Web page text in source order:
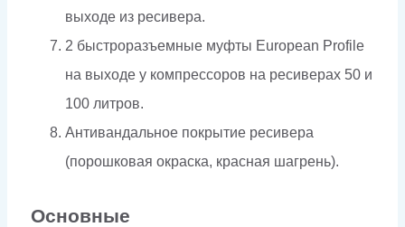
выходе из ресивера.
2 быстроразъемные муфты European Profile
на выходе у компрессоров на ресиверах 50 и
100 литров.
Антивандальное покрытие ресивера
(порошковая окраска, красная шагрень).
Основные